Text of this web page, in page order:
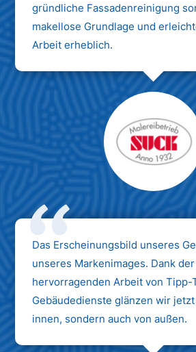
gründliche Fassadenreinigung
makellose Grundlage und
Arbeit erheblich.
Das Erscheinungsbild unseres
unseres Markenimages. Dank der
hervorragenden Arbeit von Tipp-
Gebäudedienste glänzen wir
innen, sondern auch von außen.